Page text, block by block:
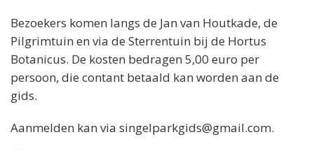
Entree:
5,00 euro per persoon
Bezoekers komen langs de Jan van Houtkade, de
Pilgrimtuin en via de Sterrentuin bij de Hortus
Botanicus. De kosten bedragen 5,00 euro per
persoon, die contant betaald kan worden aan de
gids.
Aanmelden kan via singelparkgids@gmail.com.